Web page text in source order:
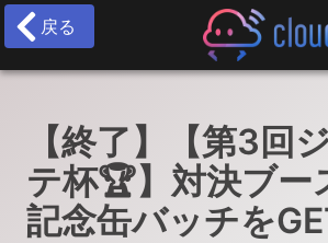
戻る
【終了】【第3回
テ杯🏆】対決ブー
記念缶バッチを